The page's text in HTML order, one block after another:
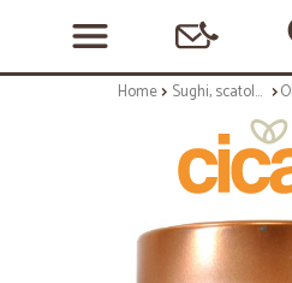
Home Sughi, scatolame e condimenti